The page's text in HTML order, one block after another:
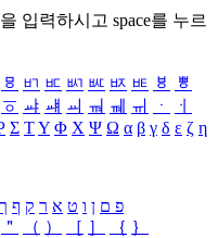
을 입력하시고 space를 누르
ㅱ ㅲ ㅳ ㅴ ㅵ ㅶ ㅷ ㅸ
ㅹ
ㆆ ㆇ ㆈ ㆉ ㆊ ㆋ ㆌ ㆍ
ㆎ
Σ ΤΥ Φ Χ Ψ Ω α β γ δ ε ζ η
פ ם ן ו ט א ר ק ף ך
＂ （ ） ［ ］ ｛ ｝